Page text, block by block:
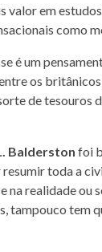
valor em
como
é um
os
de tesouros
Balderston foi
resumir toda a
na realidade ou
tampouco tem